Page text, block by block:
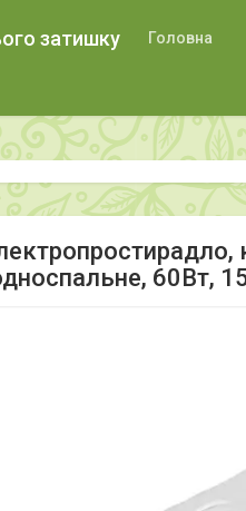
затишку Головна
60Вт,